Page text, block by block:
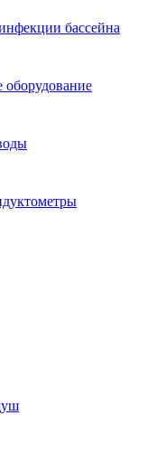
бассейна
оборудование